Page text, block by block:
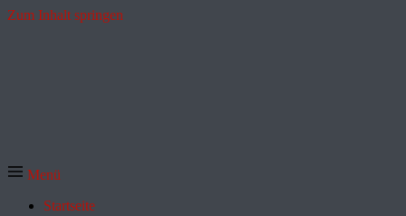
Zum Inhalt springen
Menü
Startseite